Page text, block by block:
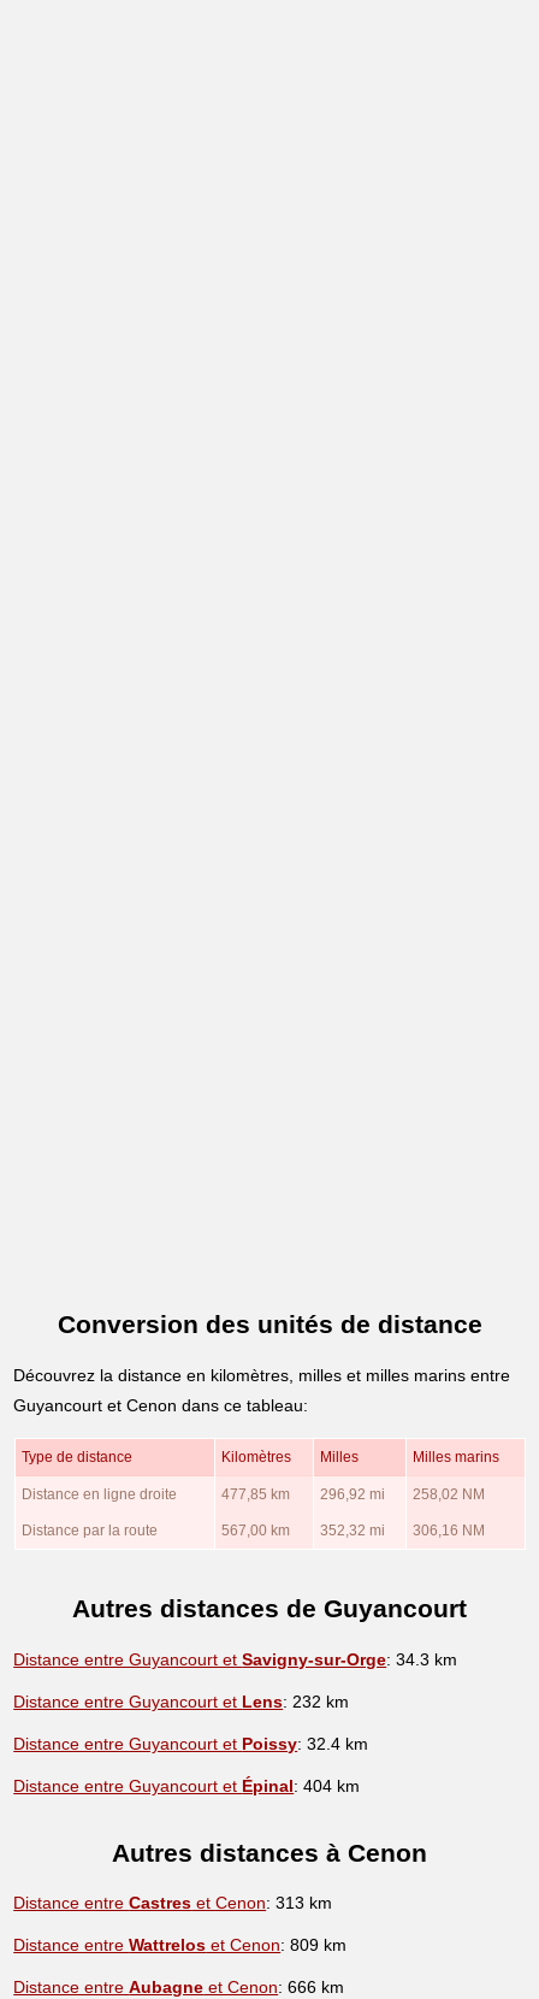
Conversion des unités de distance
Découvrez la distance en kilomètres, milles et milles marins entre
Guyancourt et Cenon dans ce tableau:
Type de distance Kilomètres Milles Milles marins
Distance en ligne droite 477,85 km 296,92 mi 258,02 NM
Distance par la route 567,00 km 352,32 mi 306,16 NM
Autres distances de Guyancourt
Distance entre Guyancourt etSavigny-sur-Orge: 34.3 km
Distance entre Guyancourt et Lens: 232 km
Distance entre Guyancourt et Poissy: 32.4 km
Distance entre Guyancourt et Épinal: 404 km
Autres distances à Cenon
Distance entreCastres et Cenon: 313 km
Distance entreWattrelos et Cenon: 809 km
Distance entreAubagne et Cenon: 666 km